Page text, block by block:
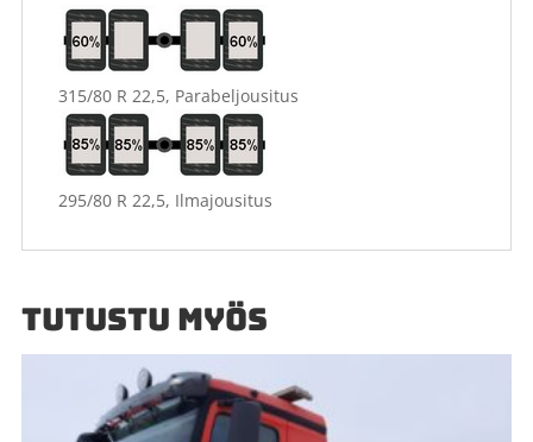
315/80 R 22,5, Parabeljousitus
295/80 R 22,5, Ilmajousitus
TUTUSTU MYÖS